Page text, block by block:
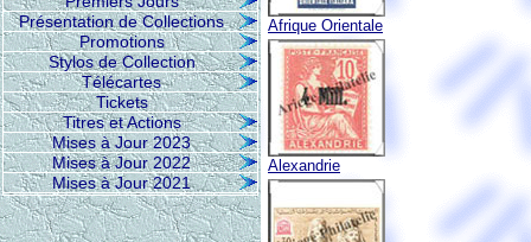
Présentation de Collections
Promotions
Stylos de Collection
Télécartes
Tickets
Titres et Actions
Mises à Jour 2023
Mises à Jour 2022
Mises à Jour 2021
Afrique Orientale
Alexandrie